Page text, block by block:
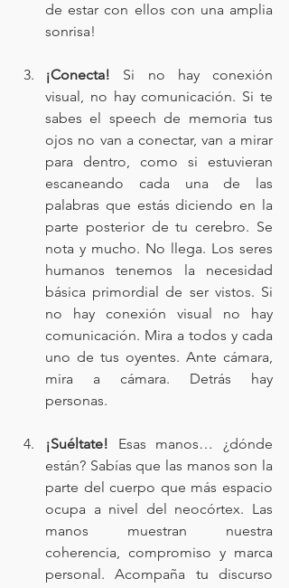
de estar con ellos con una amplia
sonrisa!
¡Conecta! Si no hay conexión
visual, no hay comunicación. Si te
sabes el speech de memoria tus
ojos no van a conectar, van a mirar
para dentro, como si estuvieran
escaneando cada una de las
palabras que estás diciendo en la
parte posterior de tu cerebro. Se
nota y mucho. No llega. Los seres
humanos tenemos la necesidad
básica primordial de ser vistos. Si
no hay conexión visual no hay
comunicación. Mira a todos y cada
uno de tus oyentes. Ante cámara,
mira a cámara. Detrás hay
personas.
¡Suéltate! Esas manos… ¿dónde
están? Sabías que las manos son la
parte del cuerpo que más espacio
ocupa a nivel del neocórtex. Las
manos muestran nuestra
coherencia, compromiso y marca
personal. Acompaña tu discurso